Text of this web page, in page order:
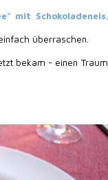
mit Schokoladeneis
überraschen.
bekam - einen Traum